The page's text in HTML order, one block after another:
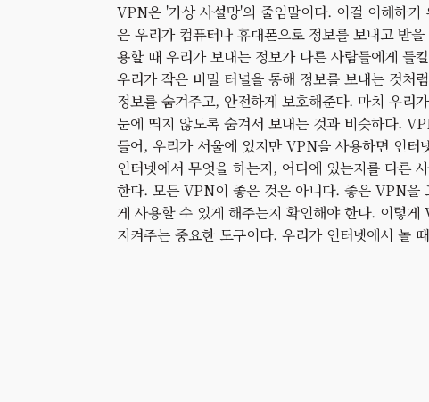
VPN은 '가상 사설망'의 줄임말이다. 이걸 이해하
은 우리가 컴퓨터나 휴대폰으로 정보를 보내고 받
용할 때 우리가 보내는 정보가 다른 사람들에게 들
우리가 작은 비밀 터널을 통해 정보를 보내는 것처
정보를 숨겨주고, 안전하게 보호해준다. 마치 우리
눈에 띄지 않도록 숨겨서 보내는 것과 비슷하다.
들어, 우리가 서울에 있지만 VPN을 사용하면 인터
인터넷에서 무엇을 하는지, 어디에 있는지를 다른
한다. 모든 VPN이 좋은 것은 아니다. 좋은 VPN을
게 사용할 수 있게 해주는지 확인해야 한다. 이렇
지켜주는 중요한 도구이다. 우리가 인터넷에서 놀